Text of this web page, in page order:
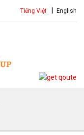
Tiếng Việt English